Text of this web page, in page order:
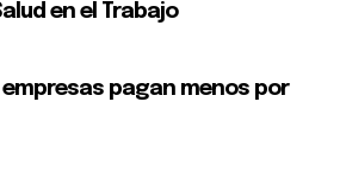
en el Trabajo
empresas pagan menos por